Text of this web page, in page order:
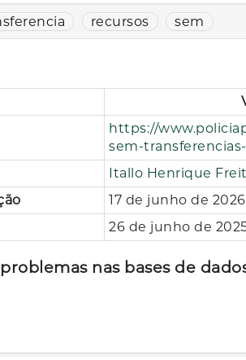
recursos sem
https://
sem-
Itallo Henrique
17 de junho de
26 de junho de
nas bases de